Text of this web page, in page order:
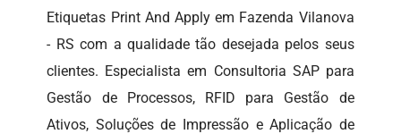
Etiquetas Print And Apply em Fazenda Vilanova
- RS com a qualidade tão desejada pelos seus
clientes. Especialista em Consultoria SAP para
Gestão de Processos, RFID para Gestão de
Ativos, Soluções de Impressão e Aplicação de